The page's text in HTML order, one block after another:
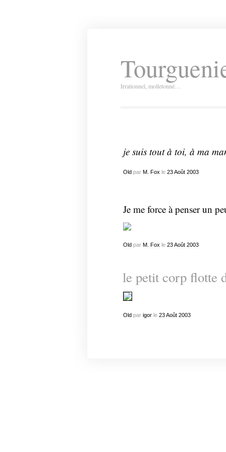
Irrationnel, molletonné…
je suis tout à toi, à ma
Oldpar M. Fox le 23 Août 2003
Je me force à penser un
Oldpar M. Fox le 23 Août 2003
le petit corp flotte
Oldpar igorle 23 Août 2003